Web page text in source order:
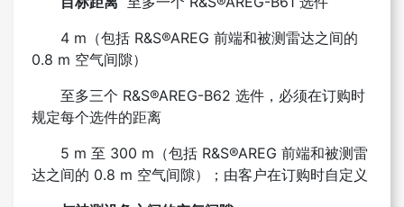
4 m（包括 R&S®AREG 前端和被测雷达之间的
0.8 m 空气间隙）
至多三个 R&S®AREG-B62 选件，必须在订购时
规定每个选件的距离
5 m 至 300 m（包括 R&S®AREG 前端和被测雷
达之间的 0.8 m 空气间隙）；由客户在订购时自定义